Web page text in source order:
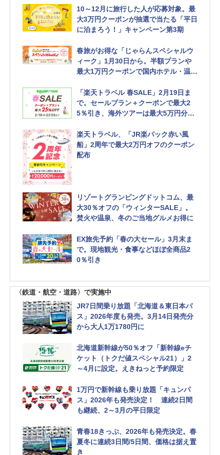
10～12月に旅行した人が応募対象。最
大3万円クーポンが抽選で当たる「平日
に泊まろう！」キャンペーン第3期
春旅がお得な「じゃらんスペシャルウ
ィーク」1月30日から。半額プランや
最大1万円クーポンで国内ホテル・温泉
「楽天トラベル 春SALE」2月19日ま
で。セールプラン＋クーポンで最大2
5％引き、海外ツアーは最大5万円分ク
楽天トラベル、「JR楽パック赤い風
船」2周年で最大2万円オフのクーポン
配布
リゾートグランピングドットコム、最
大30％オフの「ウィンターSALE」。
焚火や温泉、冬のご当地グルメお得に
EX旅先予約「春の大セール」3月末ま
で。現地観光・食事などほぼ全商品2
0％引き
〈鉄道・航空・道路〉で実施中
JR7日間乗り放題「北海道＆東日本パ
ス」2026年度も発売。3月14日発売分
から大人1万1780円に
北海道新幹線が50％オフ「新幹線eチ
ケット（トクだ値スペシャル21）」2
～4月に設定。えきねっと予約限定
1万円で新幹線も乗り放題「キュンパ
ス」2026年も発売決定！ 連続2日間
も継続、2～3月の平日限定
青春18きっぷ、2026年も発売決定。春
夏冬に連続3日間/5日間、価格は据え置
き